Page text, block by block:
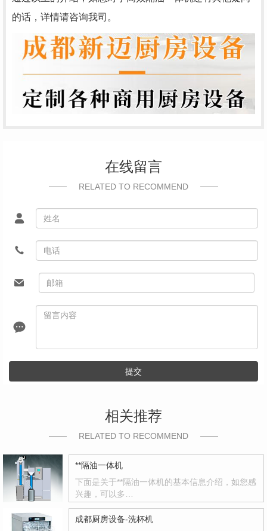
的话，详情请咨询我司。
在线留言
RELATED TO RECOMMEND
提交
相关推荐
RELATED TO RECOMMEND
**隔油一体机
下面是关于**隔油一体机的基本信息介绍，如您感
兴趣，可以多…
成都厨房设备-洗杯机